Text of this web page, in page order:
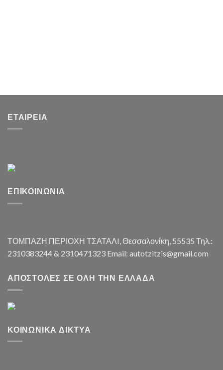
ΕΤΑΙΡΕΊΑ
ΕΠΙΚΟΙΝΩΝΊΑ
ΤΟΜΠΑΖΗ ΠΕΡΙΟΧΗ ΤΣΑΤΑΛI, Θεσσαλονίκη, 55535 Τηλ.:
2310383244 & 2310471323 Email: autotzitzis@gmail.com
ΑΠΟΣΤΟΛΈΣ ΣΕ ΌΛΗ ΤΗΝ ΕΛΛΆΔΑ
ΚΟΙΝΩΝΙΚΆ ΔΊΚΤΥΑ